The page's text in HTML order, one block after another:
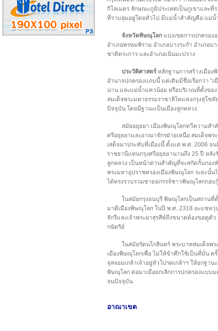
กิโลเมตร ลักษณะภูมิประเทศเป็นภูเขาและ
ที่ราบลุ่มอยู่โดยทั่วไป มีแม่น้ำสำคัญคือ แม่น้
จังหวัดพิษณุโลก แบ่งเขตการปกครอง
อำเภอพรหมพิราม อำเภอบางระกำ อำเภอบ
ชาติตระการ และอำเภอเนินมะปราง
ประวัติศาสตร์หลักฐานการสร้างเมือ
อำนาจปกครองแถบนี้ แต่เดิมมีชื่อเรียกว่า “เ
น่าน และแม่น้ำแควน้อย หรือบริเวณที่ตั้งขอ
สมเด็จพระมหาธรรมราชาลิไทแห่งกรุงสุโข
ปัจจุบัน โดยมีฐานะเป็นเมืองลูกหลวง
สมัยอยุธยา เมืองพิษณุโลกทวีความสำ
ศรีอยุธยาและอาณาจักรฝ่ายเหนือ สมเด็จพร
เสด็จมาประทับที่เมืองนี้ ตั้งแต่ พ.ศ. 2006
ราชธานีแทนกรุงศรีอยุธยานานถึง 25 ปี หลั
ลูกหลวง เป็นหน้าด่านสำคัญที่จะสกัดกั้นกอง
พระมหาอุปราชครองเมืองพิษณุโลก ระยะนั้น
ได้ทรงรวบรวมชายฉกรรจ์ชาวพิษณุโลกกอ
ในสมัยกรุงธนบุรี พิษณุโลกเป็นสถานที่
มาตีเมืองพิษณุโลก ในปี พ.ศ. 2318 อะแซหวุ่
จักรีและเจ้าพระยาสุรสีห์ถึงขนาดต้องขอดูตั
กษัตริย์
ในสมัยรัตนโกสินทร์ พระบาทสมเด็จพ
เมืองพิษณุโลกเพื่อ ไม่ให้ข้าศึกใช้เป็นที่มั่น ค
จุลจอมเกล้าเจ้าอยู่หัวโปรดเกล้าฯ ให้ยกฐ
พิษณุโลก ต่อมาเมื่อยกเลิกการปกครองแบบ
จนปัจจุบัน
อาณาเขต